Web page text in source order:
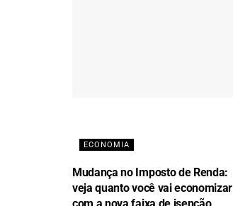
ECONOMIA
Mudança no Imposto de Renda:
veja quanto você vai economizar